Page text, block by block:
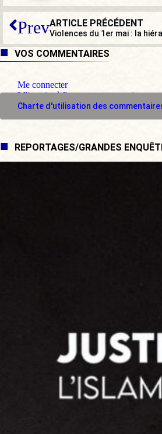
PrevARTICLE PRÉCÉDENT
Violences du 1er mai : la
VOS COMMENTAIRES
Me connecter
M'inscrire à l'espace commentaire
Charte d'utilisation des
REPORTAGES/GRANDES